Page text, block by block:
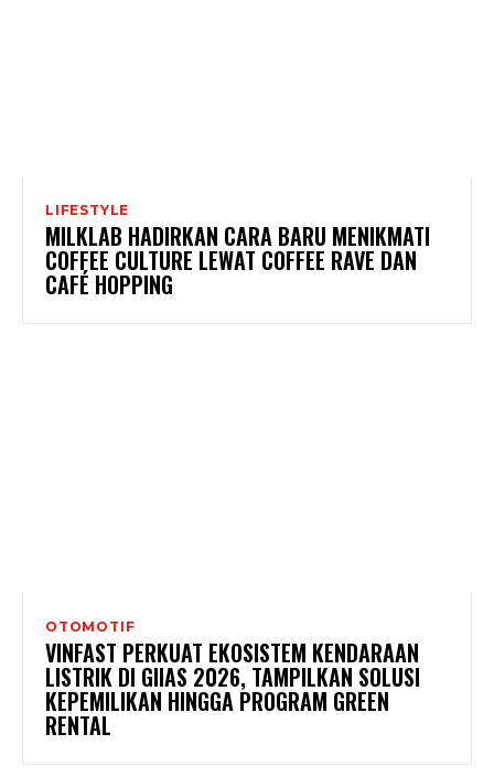
LIFESTYLE
MILKLAB HADIRKAN CARA BARU MENIKMATI
COFFEE CULTURE LEWAT COFFEE RAVE DAN
CAFÉ HOPPING
OTOMOTIF
VINFAST PERKUAT EKOSISTEM KENDARAAN
LISTRIK DI GIIAS 2026, TAMPILKAN SOLUSI
KEPEMILIKAN HINGGA PROGRAM GREEN
RENTAL